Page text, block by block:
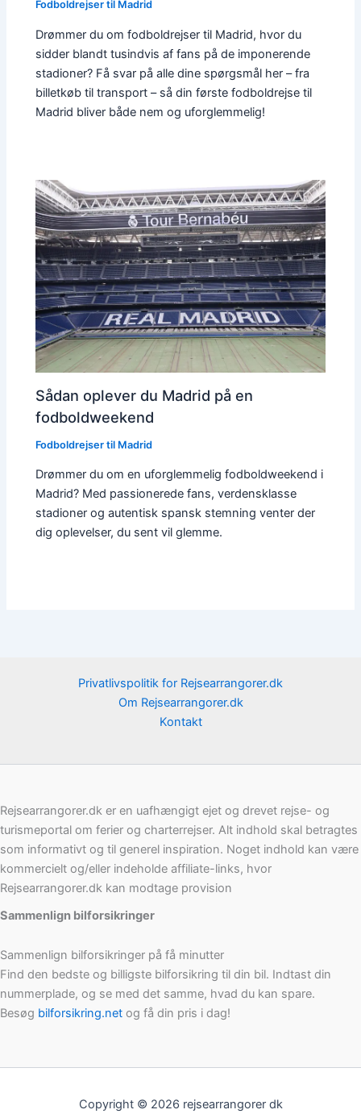
Fodboldrejser til Madrid
Drømmer du om fodboldrejser til Madrid, hvor du
sidder blandt tusindvis af fans på de imponerende
stadioner? Få svar på alle dine spørgsmål her – fra
billetkøb til transport – så din første fodboldrejse til
Madrid bliver både nem og uforglemmelig!
Sådan oplever du Madrid på en
fodboldweekend
Fodboldrejser til Madrid
Drømmer du om en uforglemmelig fodboldweekend i
Madrid? Med passionerede fans, verdensklasse
stadioner og autentisk spansk stemning venter der
dig oplevelser, du sent vil glemme.
Privatlivspolitik for Rejsearrangorer.dk
Om Rejsearrangorer.dk
Kontakt
Rejsearrangorer.dk er en uafhængigt ejet og drevet rejse- og
turismeportal om ferier og charterrejser. Alt indhold skal betragtes
som informativt og til generel inspiration. Noget indhold kan være
kommercielt og/eller indeholde affiliate-links, hvor
Rejsearrangorer.dk kan modtage provision
Sammenlign bilforsikringer
Sammenlign bilforsikringer på få minutter
Find den bedste og billigste bilforsikring til din bil. Indtast din
nummerplade, og se med det samme, hvad du kan spare.
Besøg bilforsikring.net og få din pris i dag!
Copyright © 2026 rejsearrangorer dk